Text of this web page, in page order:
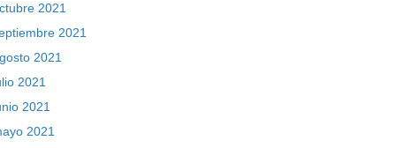
2021
2021
2021
2021
2021
2021